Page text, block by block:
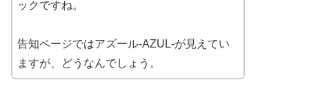
ックですね。
告知ページではアズール-AZUL-が見えてい
ますが、どうなんでしょう。